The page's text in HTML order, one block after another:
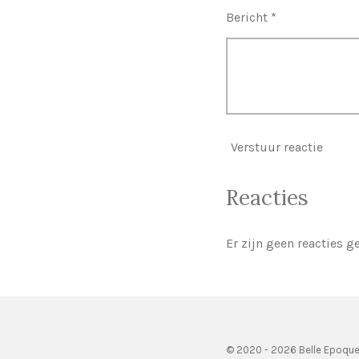
Bericht *
Verstuur reactie
Reacties
Er zijn geen reacties
© 2020 - 2026 Belle Epoque